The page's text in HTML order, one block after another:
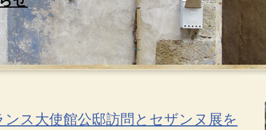
ンス大使館公邸訪問とセザンヌ展を